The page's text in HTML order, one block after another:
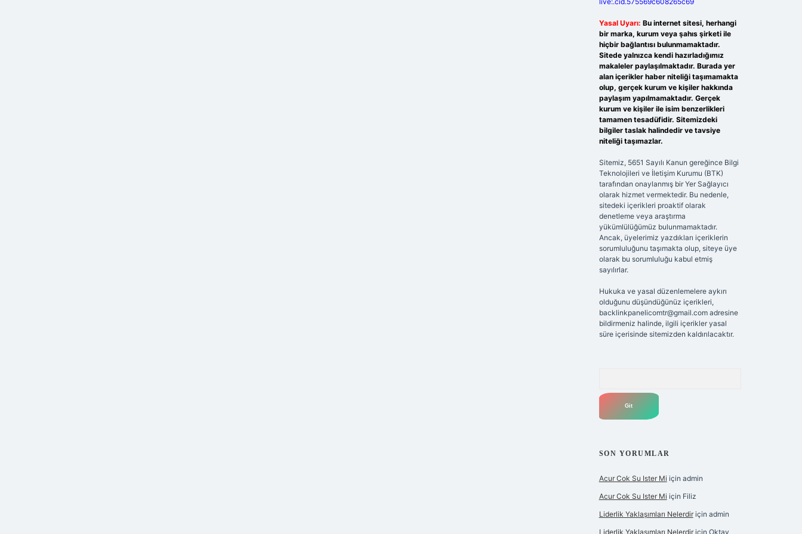
Yasal Uyarı: Bu internet sitesi, herhangi
bir marka, kurum veya şahıs şirketi ile
hiçbir bağlantısı bulunmamaktadır.
Sitede yalnızca kendi hazırladığımız
makaleler paylaşılmaktadır. Burada yer
alan içerikler haber niteliği taşımamakta
olup, gerçek kurum ve kişiler hakkında
paylaşım yapılmamaktadır. Gerçek
kurum ve kişiler ile isim benzerlikleri
tamamen tesadüfidir. Sitemizdeki
bilgiler taslak halindedir ve tavsiye
niteliği taşımazlar.
Sitemiz, 5651 Sayılı Kanun gereğince Bilgi
Teknolojileri ve İletişim Kurumu (BTK)
tarafından onaylanmış bir Yer Sağlayıcı
olarak hizmet vermektedir. Bu nedenle,
sitedeki içerikleri proaktif olarak
denetleme veya araştırma
yükümlülüğümüz bulunmamaktadır.
Ancak, üyelerimiz yazdıkları içeriklerin
sorumluluğunu taşımakta olup, siteye üye
olarak bu sorumluluğu kabul etmiş
sayılırlar.
Hukuka ve yasal düzenlemelere aykırı
olduğunu düşündüğünüz içerikleri,
backlinkpanelicomtr@gmail.comadresine
bildirmeniz halinde, ilgili içerikler yasal
süre içerisinde sitemizden kaldırılacaktır.
SON YORUMLAR
Acur Cok Su Ister Mi için admin
Acur Cok Su Ister Mi için Filiz
Liderlik Yaklaşımları Nelerdiriçin admin
Liderlik Yaklaşımları Nelerdiriçin Oktay